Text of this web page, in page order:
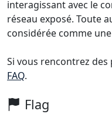
interagissant avec le
réseau exposé. Toute
considérée comme
Si vous rencontrez
FAQ.
Flag